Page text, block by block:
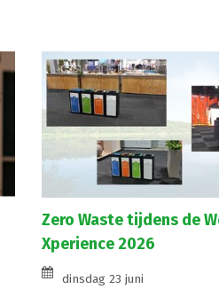
Zero Waste tijdens de
Xperience 2026
dinsdag 23 juni